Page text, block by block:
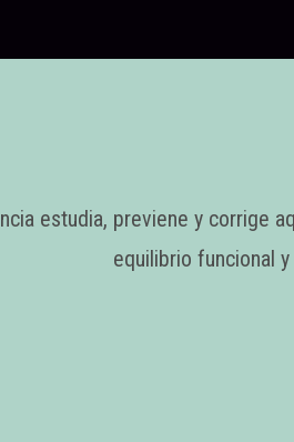
estudia, previene y corrige
equilibrio funcional